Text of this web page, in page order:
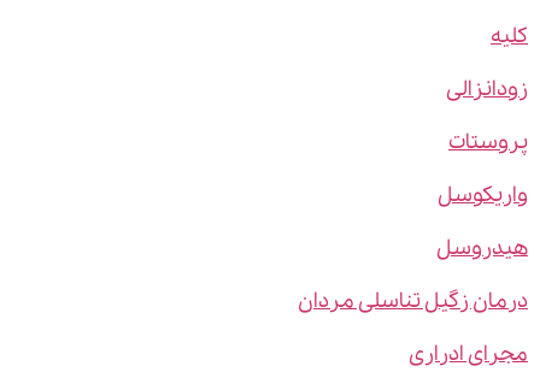
زگیل تناسلی مردان
ادراری